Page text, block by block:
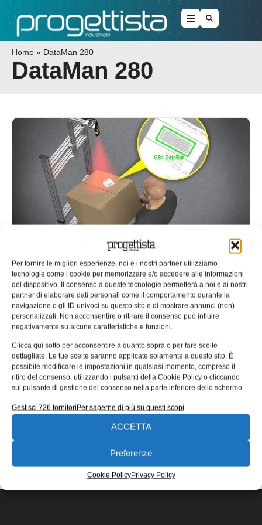
Per fornire le migliori esperienze, noi e i nostri partner utilizziamo
tecnologie come i cookie per memorizzare e/o accedere alle informazioni
del dispositivo. Il consenso a queste tecnologie permetterà a noi e ai nostri
partner di elaborare dati personali come il comportamento durante la
navigazione o gli ID univoci su questo sito e di mostrare annunci (non)
personalizzati. Non acconsentire o ritirare il consenso può influire
negativamente su alcune caratteristiche e funzioni.
Clicca qui sotto per acconsentire a quanto sopra o per fare scelte
dettagliate. Le tue scelte saranno applicate solamente a questo sito. È
possibile modificare le impostazioni in qualsiasi momento, compreso il
ritiro del consenso, utilizzando i pulsanti della Cookie Policy o cliccando
sul pulsante di gestione del consenso nella parte inferiore dello schermo.
Gestisci 726 fornitoriPer saperne di più su questi scopi
ACCETTA
Preferenze
Cookie PolicyPrivacy Policy
Home » DataMan 280
DataMan 280
DataMan 280, lettori di codici a
barre per applicazioni complesse
Cognex Corporation presenta la serie di lettori di codici a
barre a montaggio fisso DataMan 280, progettata per
risolvere un’ampia gamma di applicazioni ID.
Ida Dallacasa 15/02/2022
EDICOLA WEB